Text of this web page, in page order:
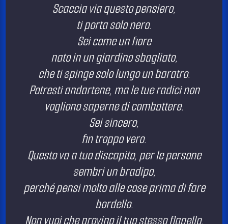
Scaccia via questo pensiero,
ti porta solo nero.
Sei come un fiore
nato in un giardino sbagliato,
che ti spinge solo lungo un baratro.
Potresti andartene, ma le tue radici non
vogliono saperne di combattere.
Sei sincero,
fin troppo vero.
Questo va a tuo discapito, per le persone
sembri un bradipo,
perché pensi molto alle cose prima di fare
bordello.
Non vuoi che provino il tuo stesso flagello.